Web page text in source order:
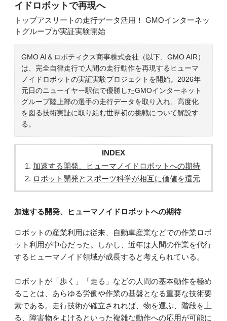
イドロボットで再現へ
トップアスリートの走行データ活用！ GMOインターネッ
トグループが実証実験開始
GMO AI＆ロボティクス商事株式会社（以下、GMO AIR）
は、完全自律走行で人間の走行動作を再現するヒューマ
ノイドロボットの実証実験プロジェクトを開始。2026年
元日のニューイヤー駅伝で優勝したGMOインターネット
グループ陸上部の選手の走行データを取り入れ、高度化
を図る技術実証に取り組む世界初の挑戦について解説す
る。
INDEX
加速する開発、ヒューマノイドロボットへの期待
ロボット開発とスポーツ科学が相互に価値を還元
加速する開発、ヒューマノイドロボットへの期待
ロボットの産業利用は従来、自動車産業などでの作業ロボ
ット利用が中心だった。しかし、近年は人間の作業を代行
するヒューマノイド領域が成長すると考えられている。
ロボットが「歩く」「走る」などの人間の基本動作を極め
ることは、あらゆる労働や作業の基盤となる重要な技術要
素である。走行技術が確立されれば、物を運ぶ、階段を上
る、障害物をよけるといった複雑な動作への応用が可能に